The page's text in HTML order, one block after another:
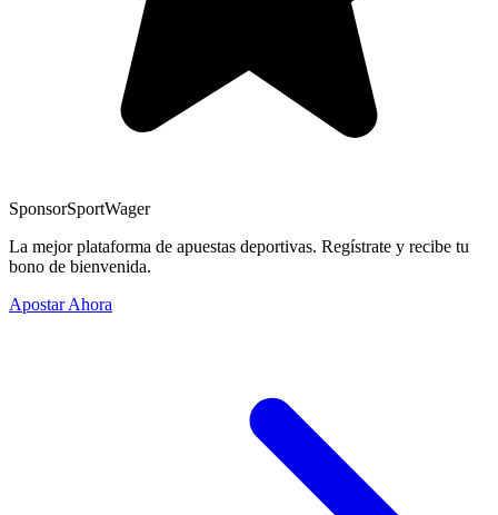
SponsorSportWager
La mejor plataforma de apuestas deportivas. Regístrate y recibe tu
bono de bienvenida.
Apostar Ahora